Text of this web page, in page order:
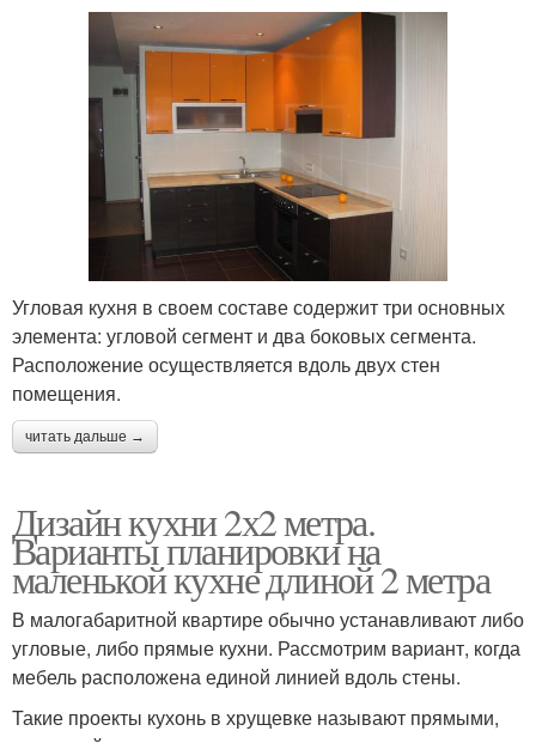
Угловая кухня в своем составе содержит три основных
элемента: угловой сегмент и два боковых сегмента.
Расположение осуществляется вдоль двух стен
помещения.
читать дальше →
Дизайн кухни 2х2 метра.
Варианты планировки на
маленькой кухне длиной 2 метра
В малогабаритной квартире обычно устанавливают либо
угловые, либо прямые кухни. Рассмотрим вариант, когда
мебель расположена единой линией вдоль стены.
Такие проекты кухонь в хрущевке называют прямыми,